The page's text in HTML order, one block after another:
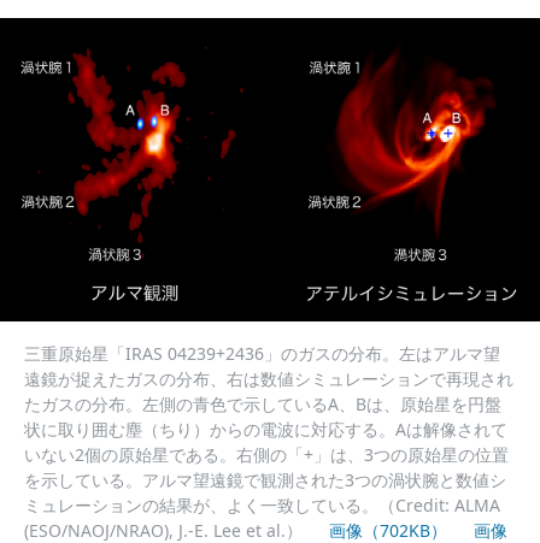
三重原始星「IRAS 04239+2436」のガスの分布。左はアルマ望
遠鏡が捉えたガスの分布、右は数値シミュレーションで再現され
たガスの分布。左側の青色で示しているA、Bは、原始星を円盤
状に取り囲む塵（ちり）からの電波に対応する。Aは解像されて
いない2個の原始星である。右側の「+」は、3つの原始星の位置
を示している。アルマ望遠鏡で観測された3つの渦状腕と数値シ
ミュレーションの結果が、よく一致している。（Credit: ALMA
(ESO/NAOJ/NRAO), J.-E. Lee et al.）
画像（702KB）
画像